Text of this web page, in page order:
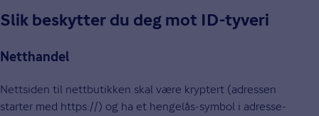
Slik beskytter du deg mot ID-tyveri
Netthandel
Nettsiden til nettbutikken skal være kryptert (adressen
starter med https://) og ha et hengelås-symbol i adresse-